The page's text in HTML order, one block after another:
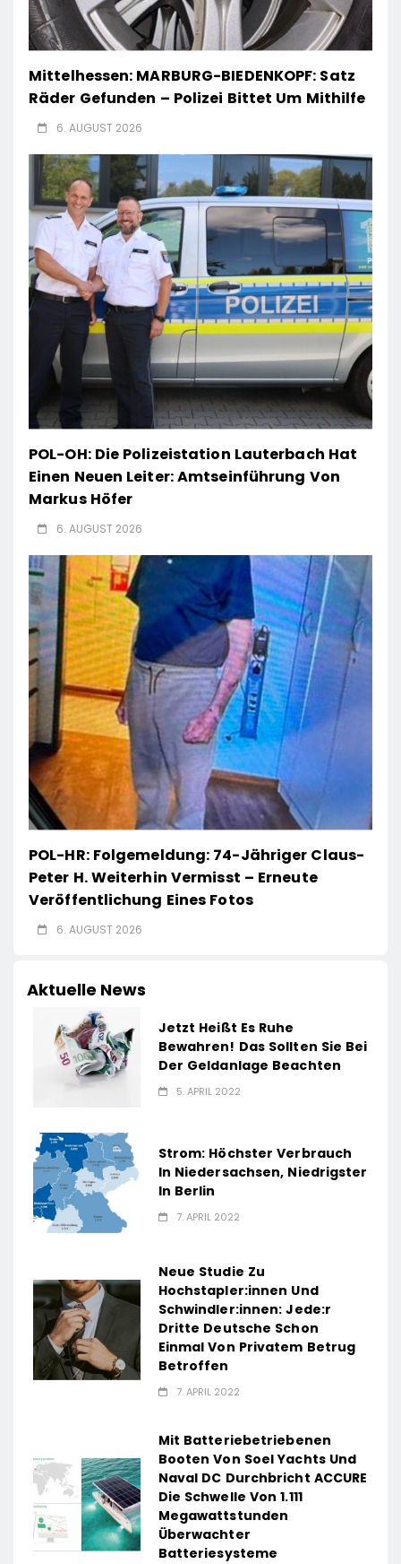
Mittelhessen: MARBURG-BIEDENKOPF: Satz
Räder Gefunden – Polizei Bittet Um Mithilfe
6. AUGUST 2026
POL-OH: Die Polizeistation Lauterbach Hat
Einen Neuen Leiter: Amtseinführung Von
Markus Höfer
6. AUGUST 2026
POL-HR: Folgemeldung: 74-Jähriger Claus-
Peter H. Weiterhin Vermisst – Erneute
Veröffentlichung Eines Fotos
6. AUGUST 2026
Aktuelle News
Jetzt Heißt Es Ruhe
Bewahren! Das Sollten Sie Bei
Der Geldanlage Beachten
5. APRIL 2022
Strom: Höchster Verbrauch
In Niedersachsen, Niedrigster
In Berlin
7. APRIL 2022
Neue Studie Zu
Hochstapler:innen Und
Schwindler:innen: Jede:r
Dritte Deutsche Schon
Einmal Von Privatem Betrug
Betroffen
7. APRIL 2022
Mit Batteriebetriebenen
Booten Von Soel Yachts Und
Naval DC Durchbricht ACCURE
Die Schwelle Von 1.111
Megawattstunden
Überwachter
Batteriesysteme